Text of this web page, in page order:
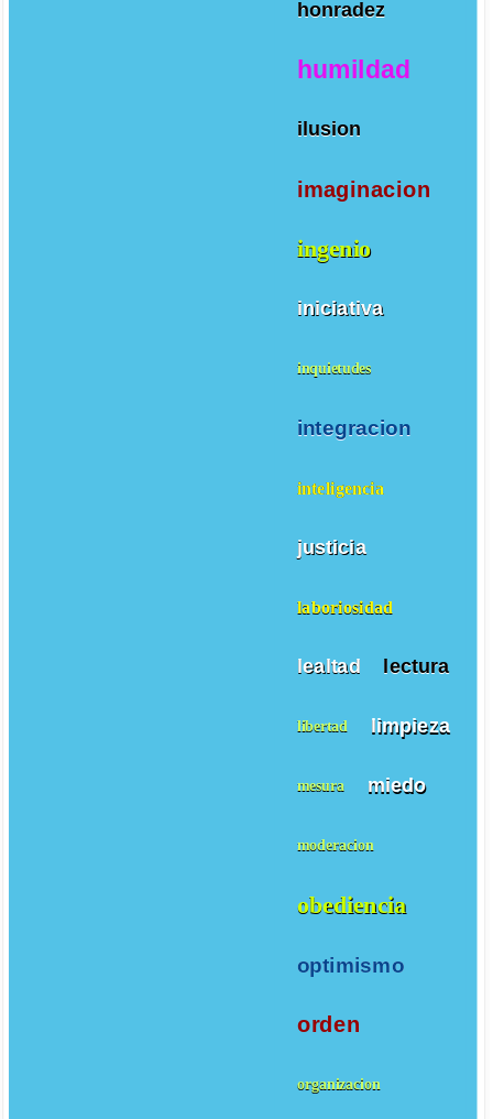
honradez
humildad
ilusion
imaginacion
ingenio
iniciativa
inquietudes
integracion
inteligencia
justicia
laboriosidad
lealtad lectura
libertad limpieza
mesura miedo
moderacion
obediencia
optimismo
orden
organizacion